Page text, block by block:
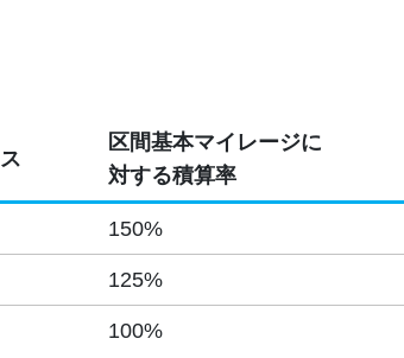
区間基本マイレージに
対する積算率
150%
125%
100%